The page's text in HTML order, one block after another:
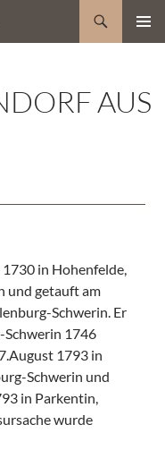
AUS
in Hohenfelde,
und getauft am
Schwerin. Er
1746
1793 in
Schwerin und
in Parkentin,
wurde